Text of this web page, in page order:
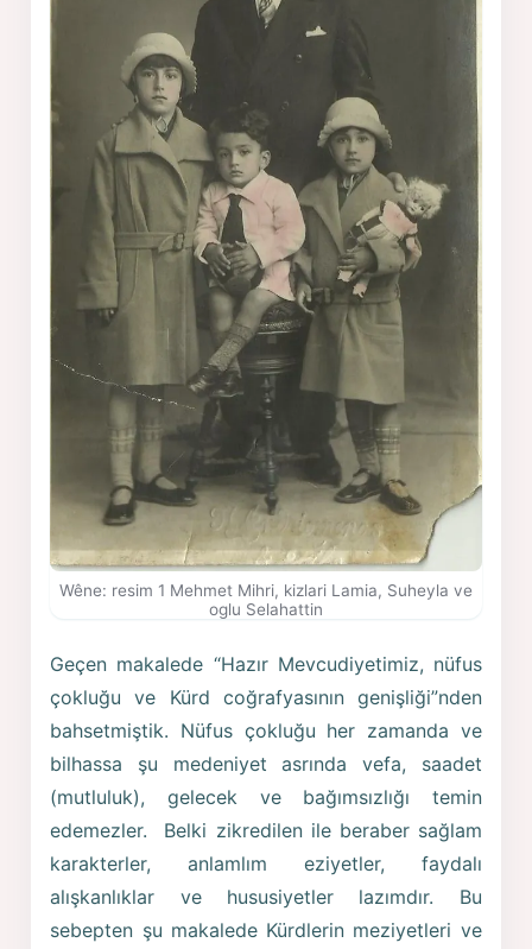
Wêne: resim 1 Mehmet Mihri, kizlari Lamia, Suheyla ve
oglu Selahattin
Geçen makalede “Hazır Mevcudiyetimiz, nüfus
çokluğu ve Kürd coğrafyasının genişliği”nden
bahsetmiştik. Nüfus çokluğu her zamanda ve
bilhassa şu medeniyet asrında vefa, saadet
(mutluluk), gelecek ve bağımsızlığı temin
edemezler. Belki zikredilen ile beraber sağlam
karakterler, anlamlım eziyetler, faydalı
alışkanlıklar ve hususiyetler lazımdır. Bu
sebepten şu makalede Kürdlerin meziyetleri ve